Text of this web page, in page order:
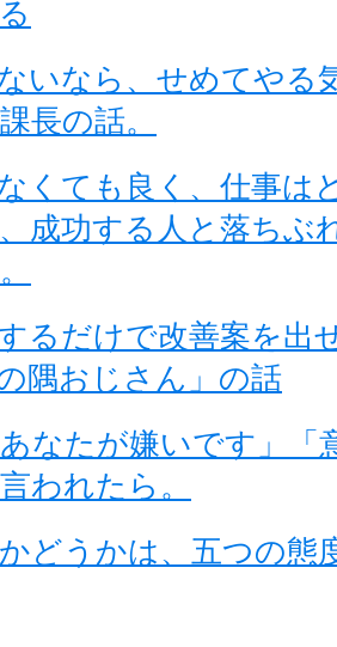
ないなら、せめてやる
長の話。
なくても良く、仕事は
成功する人と落ちぶ
るだけで改善案を出
隅おじさん」の話
なたが嫌いです」「
われたら。
どうかは、五つの態